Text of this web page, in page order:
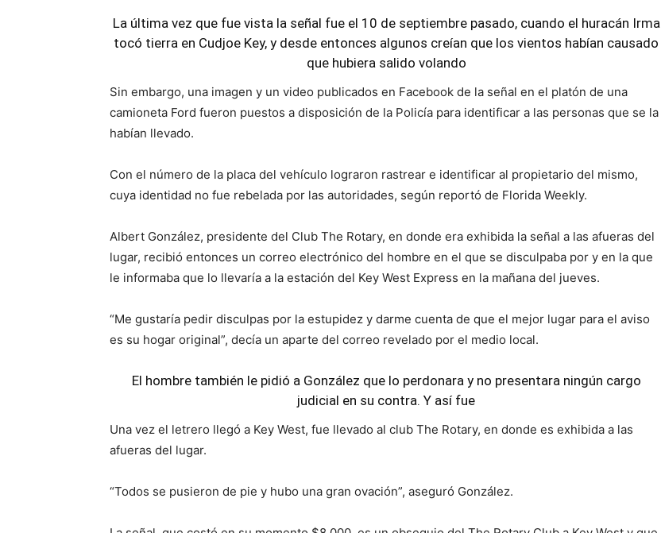
La última vez que fue vista la señal fue el 10 de septiembre pasado, cuando el huracán Irma
tocó tierra en Cudjoe Key, y desde entonces algunos creían que los vientos habían causado
que hubiera salido volando
Sin embargo, una imagen y un video publicados en Facebook de la señal en el platón de una
camioneta Ford fueron puestos a disposición de la Policía para identificar a las personas que se la
habían llevado.
Con el número de la placa del vehículo lograron rastrear e identificar al propietario del mismo,
cuya identidad no fue rebelada por las autoridades, según reportó de Florida Weekly.
Albert González, presidente del Club The Rotary, en donde era exhibida la señal a las afueras del
lugar, recibió entonces un correo electrónico del hombre en el que se disculpaba por y en la que
le informaba que lo llevaría a la estación del Key West Express en la mañana del jueves.
“Me gustaría pedir disculpas por la estupidez y darme cuenta de que el mejor lugar para el aviso
es su hogar original”, decía un aparte del correo revelado por el medio local.
El hombre también le pidió a González que lo perdonara y no presentara ningún cargo
judicial en su contra. Y así fue
Una vez el letrero llegó a Key West, fue llevado al club The Rotary, en donde es exhibida a las
afueras del lugar.
“Todos se pusieron de pie y hubo una gran ovación”, aseguró González.